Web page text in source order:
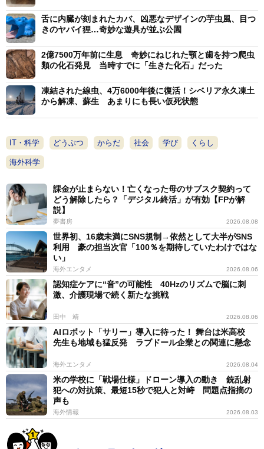
ター（CDC）は、適切に使用すれば安全かつ効果的であ
るとして、DEETやその他の承認済み防虫剤を引き続き
推奨している。
舌に内臓が刻まれたカバ、凶悪なデザインの芋虫風、目つ
きのヤバイ狸…奇妙な遊具が並ぶ公園
2億7500万年前に生息 奇妙にねじれた顎と歯を持つ爬虫
類の化石発見 当時すでに「生きた化石」だった
凍結された線虫、4万6000年後に復活！シベリア永久凍土
から解凍、蘇生 あまりにも長い仮死状態
IT・科学 どうぶつ からだ 社会 学び くらし
海外科学
課金が止まらない！亡くなった母のサブスク契約って
どう解除したら？「デジタル終活」が有効【FPが解
説】
夢書房 2026.08.08
世界初、16歳未満にSNS規制→依然として大半がSNS
利用 豪の担当次官「100％を期待していたわけではな
い」
海外エンタメ 2026.08.06
認知症ケアに“音”の可能性 40Hzのリズムで脳に刺
激、介護現場で続く新たな挑戦
田中 靖 2026.08.06
AIロボット「サリー」導入に待った！ 舞台は米高校
先生も地域も猛反発 ラブドール企業との関連に懸念
海外エンタメ 2026.08.04
米の学校に「戦場仕様」ドローン導入の動き 銃乱射
犯への対抗策、最短15秒で犯人と対峙 問題点指摘の
声も
海外情報 2026.08.03